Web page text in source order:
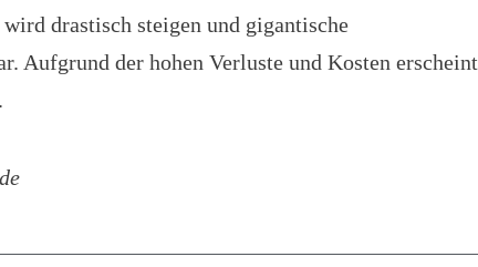
drastisch steigen und gigantische
Aufgrund der hohen Verluste und Kosten erscheint